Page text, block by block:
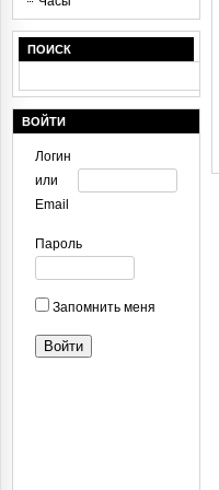
ПОИСК
ВОЙТИ
Логин
или
Email
Пароль
Запомнить меня